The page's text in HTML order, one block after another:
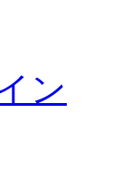
ン